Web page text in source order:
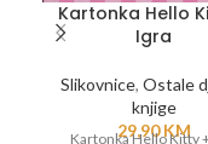
Kartonka Hello
Igra
Slikovnice, Ostale
knjige
29,90KM
Kartonka Hello Kitty